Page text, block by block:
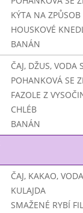
KÝTA NA ZPŮSOB
HOUSKOVÉ
BANÁN
ČAJ, DŽUS, VODA
POHANKOVÁ SE
FAZOLE Z
CHLÉB
BANÁN
ČAJ, KAKAO, VODA
KULAJDA
SMAŽENÉ RYBÍ